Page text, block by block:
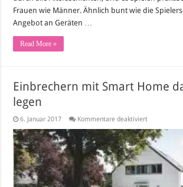
Frauen wie Männer. Ähnlich bunt wie die
Angebot an Geräten …
Read More »
Einbrechern mit Smart Home
legen
6. Januar 2017 Kommentare deaktiviertfür
mit
Smart
Home
Handwerk
legen